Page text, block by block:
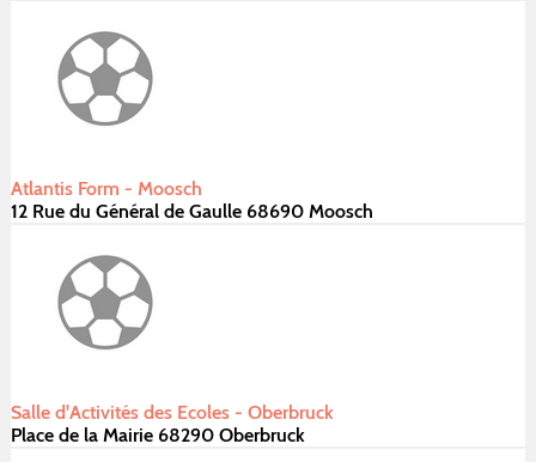
Atlantis Form - Moosch
12 Rue du Général de Gaulle 68690 Moosch
Salle d'Activités des Ecoles - Oberbruck
Place de la Mairie 68290 Oberbruck